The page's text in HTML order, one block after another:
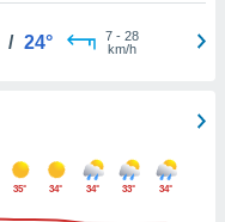
/ 24° 7- 28
km/h
35° 34° 34° 33° 34°